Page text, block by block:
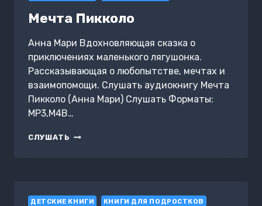
Мечта Пикколо
Анна Мари Вдохновляющая сказка о
приключениях маленького лягушонка.
Рассказывающая о любопытстве, мечтах и
взаимопомощи. Слушать аудиокнигу Мечта
Пикколо (Анна Мари) Слушать Форматы:
MP3,M4B…
СЛУШАТЬ МЕЧТА
ДЕТСКИЕ КНИГИ КНИГИ ДЛЯ ПОДРОСТКОВ